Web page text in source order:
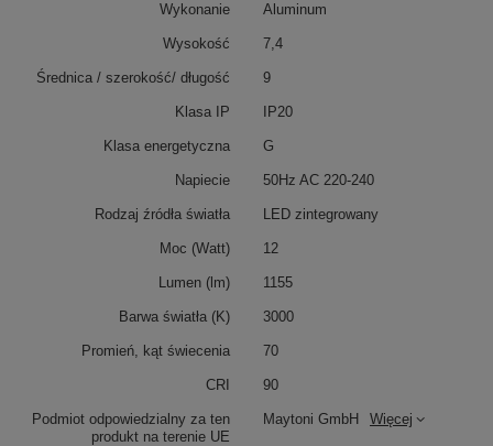
Podmiot odpowiedzialny za ten
produkt na terenie UE
Maytoni GmbH Więcej
Wykonanie Aluminum
Wysokość 7,4
Średnica / szerokość/ długość 9
Klasa IP IP20
Klasa energetyczna G
Napiecie 50Hz AC 220-240
Rodzaj źródła światła LED zintegrowany
Moc (Watt) 12
Lumen (lm) 1155
Barwa światła (K) 3000
Promień, kąt świecenia 70
CRI 90